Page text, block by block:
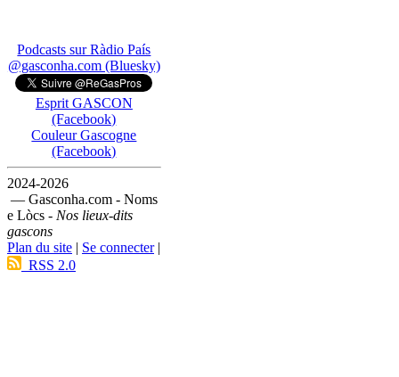
Podcasts sur Ràdio País
@gasconha.com (Bluesky)
Esprit GASCON
(Facebook)
Couleur Gascogne
(Facebook)
2024-2026
— Gasconha.com - Noms
e Lòcs - Nos lieux-dits
gascons
Plan du site | Se connecter|
RSS 2.0